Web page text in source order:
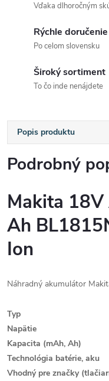
Vďaka dlhoročným
Rýchle doručenie
Po celom slovensku
Široký sortiment
To čo inde nenájdete
Popis produktu
Podrobný
Makita
Ah
Ion
Náhradný akumulátor
Typ
Napätie
Kapacita (mAh, Ah)
Technológia batérie, aku
Vhodný pre značky